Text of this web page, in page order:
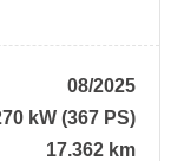
08/2025
kW (367 PS)
17.362 km